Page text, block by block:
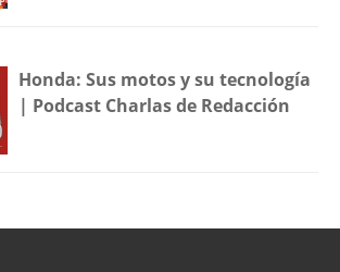
Honda: Sus motos y su tecnología
| Podcast Charlas de Redacción